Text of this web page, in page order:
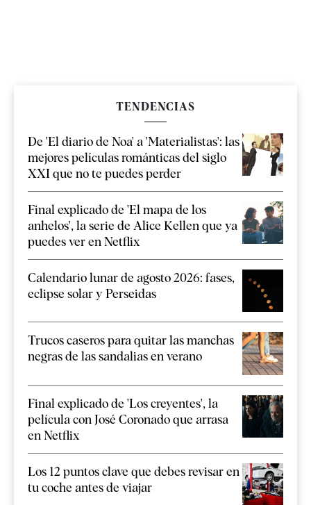
TENDENCIAS
De 'El diario de Noa' a 'Materialistas': las
mejores películas románticas del siglo
XXI que no te puedes perder
Final explicado de 'El mapa de los
anhelos', la serie de Alice Kellen que ya
puedes ver en Netflix
Calendario lunar de agosto 2026: fases,
eclipse solar y Perseidas
Trucos caseros para quitar las manchas
negras de las sandalias en verano
Final explicado de 'Los creyentes', la
película con José Coronado que arrasa
en Netflix
Los 12 puntos clave que debes revisar en
tu coche antes de viajar